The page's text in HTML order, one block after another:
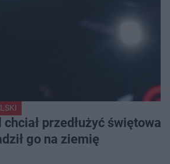
chciał przedłużyć
go na ziemię